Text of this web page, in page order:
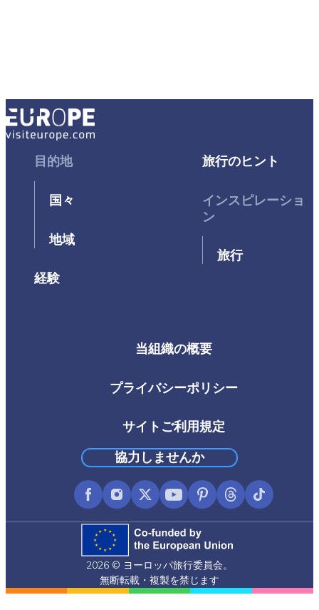
Footer目的地
国々
地域
経験
Footer旅行のヒント
インスピレーショ
ン
旅行
Footer
当組織の概要
プライバシーポリシー
サイトご利用規定
協力しませんか
FacebookInstagram
X
(formerly
Twitter)
YouTubePinterest
ThreadsTikTok
2026 © ヨーロッパ旅行委員会。
無断転載・複製を禁じます